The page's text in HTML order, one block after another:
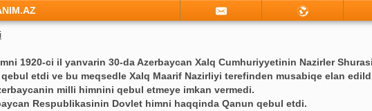
1920-ci il yanvarin 30-da Azerbaycan Xalq Cumhuriyyetinin Nazirler
etdi ve bu meqsedle Xalq Maarif Nazirliyi terefinden musabiqe elan
milli himnini qebul etmeye imkan vermedi.
Respublikasinin Dovlet himni haqqinda Qanun qebul etdi.